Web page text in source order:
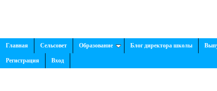
Главная Сельсовет Образование Блог директора школы
Регистрация Вход